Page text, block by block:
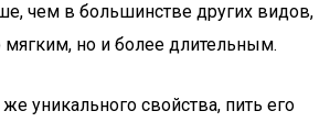
чем в большинстве других видов,
мягким, но и более длительным.
уникального свойства, пить его